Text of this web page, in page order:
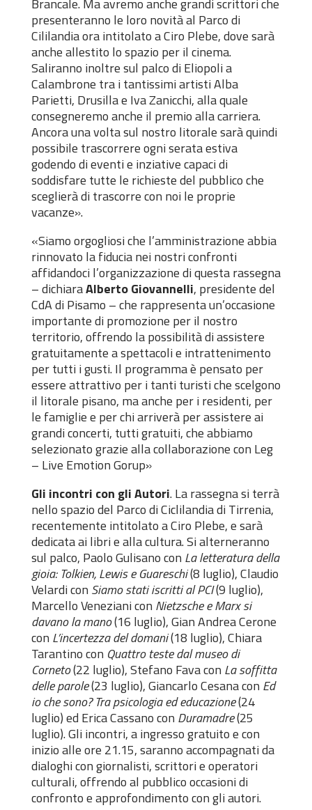
presenteranno le loro novità al Parco di
Cililandia ora intitolato a Ciro Plebe, dove sarà
anche allestito lo spazio per il cinema.
Saliranno inoltre sul palco di Eliopoli a
Calambrone tra i tantissimi artisti Alba
Parietti, Drusilla e Iva Zanicchi, alla quale
consegneremo anche il premio alla carriera.
Ancora una volta sul nostro litorale sarà quindi
possibile trascorrere ogni serata estiva
godendo di eventi e inziative capaci di
soddisfare tutte le richieste del pubblico che
sceglierà di trascorre con noi le proprie
vacanze».
«Siamo orgogliosi che l’amministrazione abbia
rinnovato la fiducia nei nostri confronti
affidandoci l’organizzazione di questa rassegna
– dichiaraAlberto Giovannelli, presidente del
CdA di Pisamo – che rappresenta un’occasione
importante di promozione per il nostro
territorio, offrendo la possibilità di assistere
gratuitamente a spettacoli e intrattenimento
per tutti i gusti. Il programma è pensato per
essere attrattivo per i tanti turisti che scelgono
il litorale pisano, ma anche per i residenti, per
le famiglie e per chi arriverà per assistere ai
grandi concerti, tutti gratuiti, che abbiamo
selezionato grazie alla collaborazione con Leg
– Live Emotion Gorup»
Gli incontri con gli Autori. La rassegna si terrà
nello spazio del Parco di Ciclilandia di Tirrenia,
recentemente intitolato a Ciro Plebe, e sarà
dedicata ai libri e alla cultura. Si alterneranno
sul palco, Paolo Gulisano con La letteratura della
gioia: Tolkien, Lewis e Guareschi(8 luglio), Claudio
Velardi con Siamo stati iscritti al PCI(9 luglio),
Marcello Veneziani con Nietzsche e Marx si
davano la mano(16 luglio), Gian Andrea Cerone
con L’incertezza del domani(18 luglio), Chiara
Tarantino con Quattro teste dal museo di
Corneto(22 luglio), Stefano Fava con La soffitta
delle parole(23 luglio), Giancarlo Cesana con Ed
io che sono? Tra psicologia ed educazione(24
luglio) ed Erica Cassano con Duramadre(25
luglio). Gli incontri, a ingresso gratuito e con
inizio alle ore 21.15, saranno accompagnati da
dialoghi con giornalisti, scrittori e operatori
culturali, offrendo al pubblico occasioni di
confronto e approfondimento con gli autori.